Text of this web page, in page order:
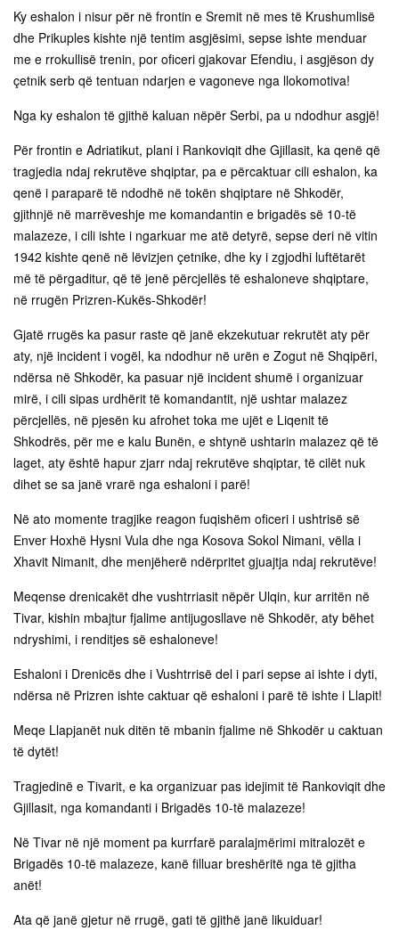
Ky eshalon i nisur për në frontin e Sremit në mes të Krushumlisë
dhe Prikuples kishte një tentim asgjësimi, sepse ishte menduar
me e rrokullisë trenin, por oficeri gjakovar Efendiu, i asgjëson dy
çetnik serb që tentuan ndarjen e vagoneve nga llokomotiva!
Nga ky eshalon të gjithë kaluan nëpër Serbi, pa u ndodhur asgjë!
Për frontin e Adriatikut, plani i Rankoviqit dhe Gjillasit, ka qenë që
tragjedia ndaj rekrutëve shqiptar, pa e përcaktuar cili eshalon, ka
qenë i paraparë të ndodhë në tokën shqiptare në Shkodër,
gjithnjë në marrëveshje me komandantin e brigadës së 10-të
malazeze, i cili ishte i ngarkuar me atë detyrë, sepse deri në vitin
1942 kishte qenë në lëvizjen çetnike, dhe ky i zgjodhi luftëtarët
më të përgaditur, që të jenë përcjellës të eshaloneve shqiptare,
në rrugën Prizren-Kukës-Shkodër!
Gjatë rrugës ka pasur raste që janë ekzekutuar rekrutët aty për
aty, një incident i vogël, ka ndodhur në urën e Zogut në Shqipëri,
ndërsa në Shkodër, ka pasuar një incident shumë i organizuar
mirë, i cili sipas urdhërit të komandantit, një ushtar malazez
përcjellës, në pjesën ku afrohet toka me ujët e Liqenit të
Shkodrës, për me e kalu Bunën, e shtynë ushtarin malazez që të
laget, aty është hapur zjarr ndaj rekrutëve shqiptar, të cilët nuk
dihet se sa janë vrarë nga eshaloni i parë!
Në ato momente tragjike reagon fuqishëm oficeri i ushtrisë së
Enver Hoxhë Hysni Vula dhe nga Kosova Sokol Nimani, vëlla i
Xhavit Nimanit, dhe menjëherë ndërpritet gjuajtja ndaj rekrutëve!
Meqense drenicakët dhe vushtrriasit nëpër Ulqin, kur arritën në
Tivar, kishin mbajtur fjalime antijugosllave në Shkodër, aty bëhet
ndryshimi, i renditjes së eshaloneve!
Eshaloni i Drenicës dhe i Vushtrrisë del i pari sepse ai ishte i dyti,
ndërsa në Prizren ishte caktuar që eshaloni i parë të ishte i Llapit!
Meqe Llapjanët nuk ditën të mbanin fjalime në Shkodër u caktuan
të dytët!
Tragjedinë e Tivarit, e ka organizuar pas idejimit të Rankoviqit dhe
Gjillasit, nga komandanti i Brigadës 10-të malazeze!
Në Tivar në një moment pa kurrfarë paralajmërimi mitralozët e
Brigadës 10-të malazeze, kanë filluar breshëritë nga të gjitha
anët!
Ata që janë gjetur në rrugë, gati të gjithë janë likuiduar!